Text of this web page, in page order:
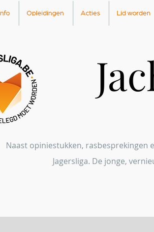
Info Opleidingen Acties Lid worden
Naast opiniestukken, rasbesprekingen
Jagersliga. De jonge,